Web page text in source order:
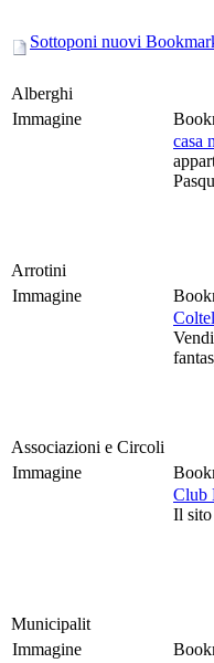
Sottoponi nuovi
Alberghi
Immagine
casa
Arrotini
Immagine
Associazioni e Circoli
Immagine
Club
Il sito
Municipalit
Immagine